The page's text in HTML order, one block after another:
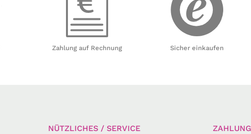
Zahlung auf Rechnung Sicher einkaufen
NÜTZLICHES / SERVICE